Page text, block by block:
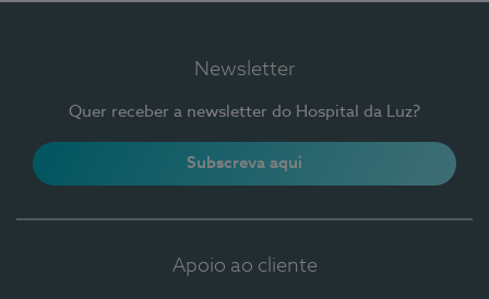
Newsletter
Quer receber a newsletter do Hospital da Luz?
Subscreva aqui
Apoio ao cliente